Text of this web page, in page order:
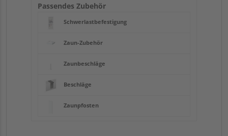
Passendes Zubehör
Schwerlastbefestigung
Zaun-Zubehör
Zaunbeschläge
Beschläge
Zaunpfosten